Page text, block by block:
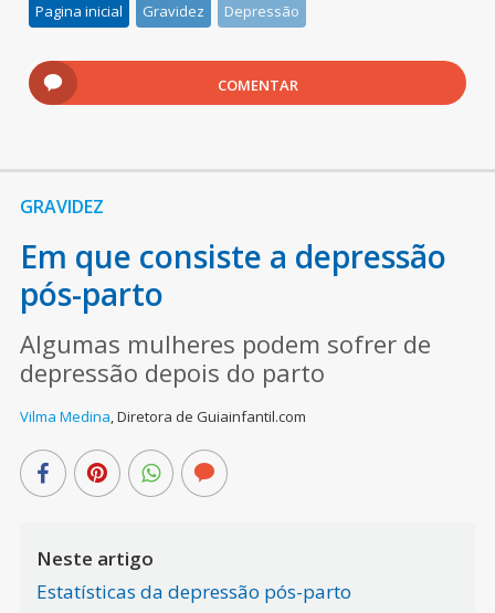
Pagina inicial Gravidez Depressão
COMENTAR
GRAVIDEZ
Em que consiste a depressão
pós-parto
Algumas mulheres podem sofrer de
depressão depois do parto
Vilma Medina,Diretora de Guiainfantil.com
Neste artigo
Estatísticas da depressão pós-parto